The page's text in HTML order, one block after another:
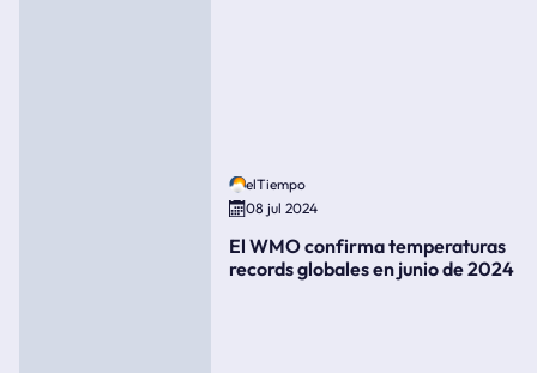
elTiempo
08 jul 2024
El WMO confirma temperaturas
records globales en junio de 2024